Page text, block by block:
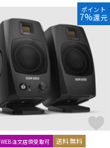
レコーディング機器
楽器アクセサリ
ヴィンテージ
ポイント
7%還元
WEB注文店頭受取可 送料無料